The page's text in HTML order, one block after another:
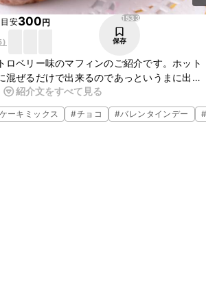
安300円
)
1533
保存
ロベリー味のマフィンのご紹介です。ホット
混ぜるだけで出来るのであっというまに出来
ること間違いないなしなので是非この機会に
か。
紹介文をすべて見る
ーキミックス #チョコ #バレンタインデー